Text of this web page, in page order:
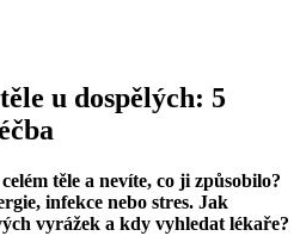
u dospělých: 5
těle a nevíte, co ji způsobilo?
infekce nebo stres. Jak
vyrážek a kdy vyhledat lékaře?